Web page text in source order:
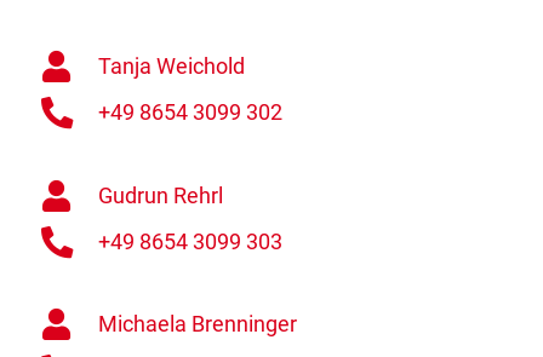
Tanja Weichold
+49 8654 3099 302
Gudrun Rehrl
+49 8654 3099 303
Michaela Brenninger